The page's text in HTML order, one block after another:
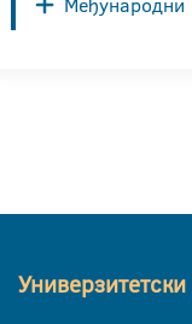
Универзитетски